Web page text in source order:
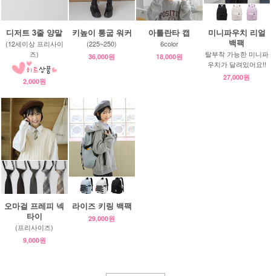
디저트 3줄 양말
(12세이상 프리사이
즈)
2,000원
키높이 통굽 워커
(225~250)
36,000원
아틀란타 캡
6color
18,000원
미니파우치 리얼
백팩
탈부착 가능한 미니파
우치가 달려있어요!!
27,000원
오마걸 프레피 넥
타이
(프리사이즈)
9,000원
라이즈 키링 백팩
29,000원